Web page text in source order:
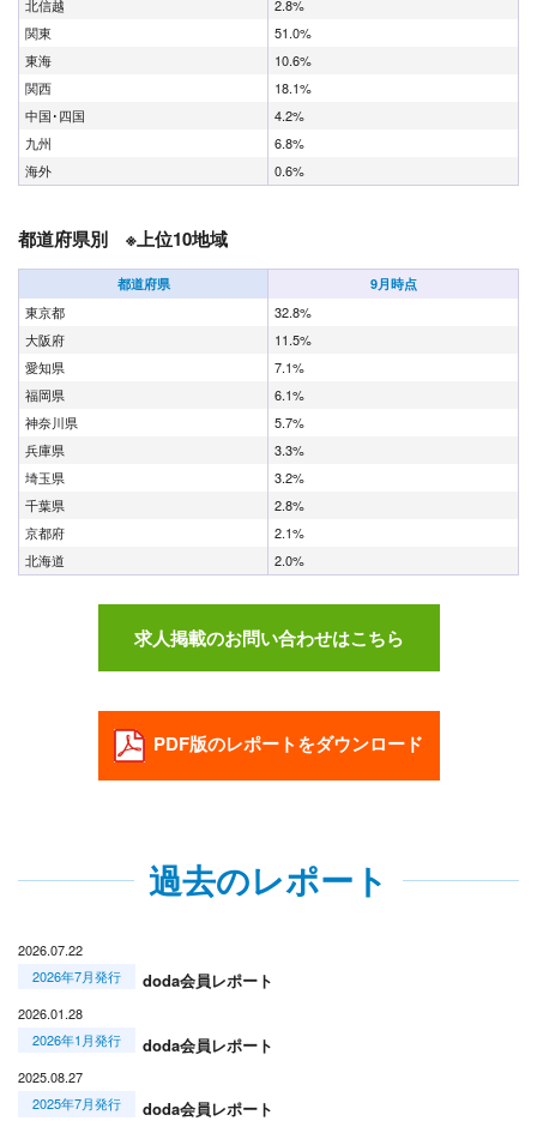
北信越
2.8%
関東
51.0%
東海
10.6%
関西
18.1%
中国･四国
4.2%
九州
6.8%
海外
0.6%
都道府県別 ※上位10地域
都道府県 9月時点
東京都
32.8%
大阪府
11.5%
愛知県
7.1%
福岡県
6.1%
神奈川県
5.7%
兵庫県
3.3%
埼玉県
3.2%
千葉県
2.8%
京都府
2.1%
北海道
2.0%
求人掲載のお問い合わせはこちら
PDF版のレポートをダウンロード
過去のレポート
2026.07.22
2026年7月発行
doda会員レポート
2026.01.28
2026年1月発行
doda会員レポート
2025.08.27
2025年7月発行
doda会員レポート